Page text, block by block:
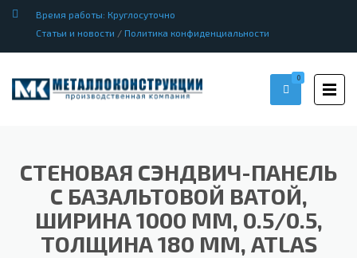
Время работы: Круглосуточно
Статьи и новости / Политика конфиденциальности
0
СТЕНОВАЯ СЭНДВИЧ-ПАНЕЛЬ
С БАЗАЛЬТОВОЙ ВАТОЙ,
ШИРИНА 1000 ММ, 0.5/0.5,
ТОЛЩИНА 180 ММ, ATLAS